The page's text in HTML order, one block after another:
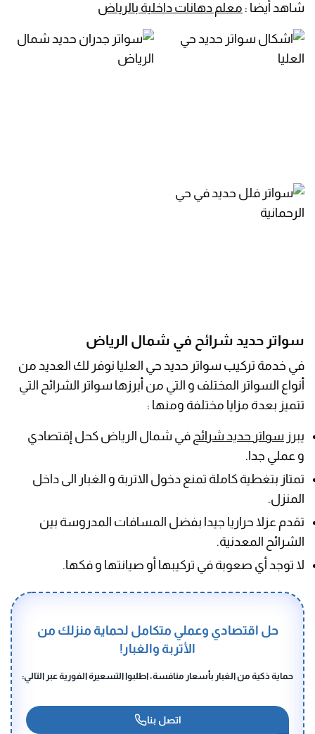
شاهد أيضا : معلم دهانات داخلية بالرياض
سواتر حديد شرائح في شمال الرياض
في خدمة تركيب سواتر حديد حي العليا نوفر لك العديد من
أنواع السواتر المختلف و التي من أبرزها سواتر الشرائح التي
تتميز بعدة مزايا مختلفة ومنها :
يبرز سواتر حديد شرائح في شمال الرياض كحل إقتصادي
و عملي جدا.
تمتاز بتغطية كاملة تمنع دخول الاتربة و الغبار الى داخل
المنزل.
تقدم عزلا حراريا جيدا بفضل المسافات المدروسة بين
الشرائح المعدنية.
لا توجد أي صعوبة في تركيبها أو صيانتها و فكها.
حل اقتصادي وعملي متكامل لحماية منزلك من
الأتربة والغبار!
حماية ذكية من الغبار بأسعار منافسة، اطلبوا التسعيرة الفورية عبر التالي:
اتصل بنا